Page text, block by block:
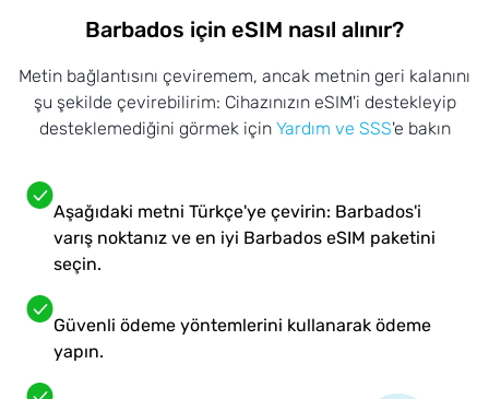
Barbados için eSIM nasıl alınır?
Metin bağlantısını çeviremem, ancak metnin geri kalanını
şu şekilde çevirebilirim: Cihazınızın eSIM'i destekleyip
desteklemediğini görmek için Yardım ve SSS'e bakın
Aşağıdaki metni Türkçe'ye çevirin: Barbados'i
varış noktanız ve en iyi Barbados eSIM paketini
seçin.
Güvenli ödeme yöntemlerini kullanarak ödeme
yapın.